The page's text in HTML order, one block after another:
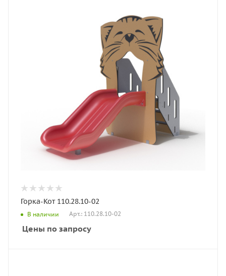
Горка-Кот 110.28.10-02
В наличии Арт.: 110.28.10-02
Цены по запросу